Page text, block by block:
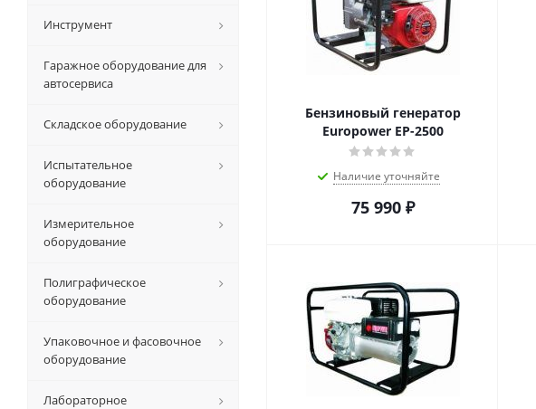
Бензиновый генератор
Europower EP-2500
Наличие уточняйте
75 990₽
Инструмент
Гаражное оборудование для
автосервиса
Складское оборудование
Испытательное
оборудование
Измерительное
оборудование
Полиграфическое
оборудование
Упаковочное и фасовочное
оборудование
Лабораторное